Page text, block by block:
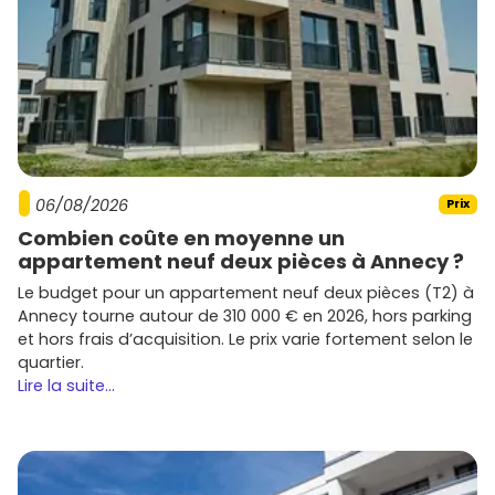
Chennevières-sur-Marne, Noiseau, Le Plessis-Trévise), tu
retrouveras des signatures reconnues :
Bouygues ImmobilieretNexity: gammes variées,
du primo-accédant au familial, souvent avec labels
environnementaux.
Cogedim,Kaufman & Broad,Eiffage Immobilier:
résidences de standing, finitions soignées, bonnes
adresses proches des axes.
Icade,Marignan Interconstruction:
offres équilibrées en prix/prestations, bonnes
surfaces extérieures.
Promoteurs locaux/régionaux commeCapelli ou
Edelis: opérations à taille humaine, adaptées au
tissu pavillonnaire.
Astuce : compare les
hauteur des garde-corps
individuel).
06/08/2026 Prix
Combien coûte en moyenne un
appartement neuf deux pièces à Annecy ?
Le budget pour un appartement neuf deux pièces (T2) à
Annecy tourne autour de 310 000 € en 2026, hors parking
et hors frais d’acquisition. Le prix varie fortement selon le
quartier.
Lire la suite...